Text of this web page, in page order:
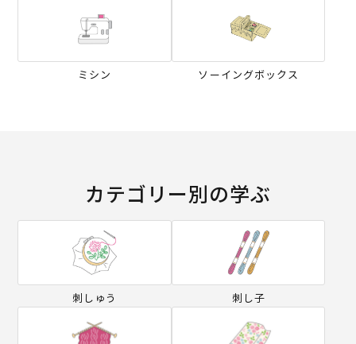
ミシン ソーイングボックス
カテゴリー別の学ぶ
刺しゅう 刺し子